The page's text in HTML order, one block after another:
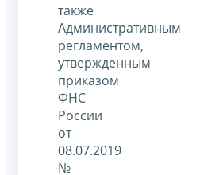
также
Административным
регламентом,
утвержденным
приказом
ФНС
России
от
08.07.2019
№